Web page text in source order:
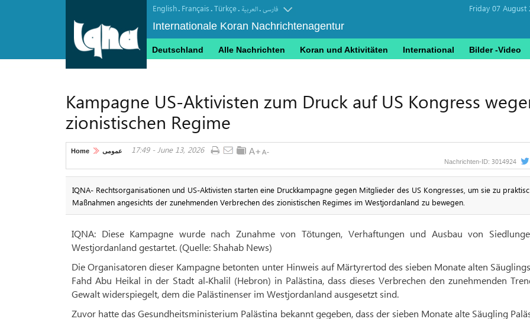
English. Français.Türkçe. العربیة.فارسی
Internationale Koran Nachrichtenagentur
Friday 07
Deutschland Alle Nachrichten Koran und Aktivitäten International Bilder -Video
Kampagne US-Aktivisten zum Druck auf US Kongress
zionistischen Regime
Home عمومی 17:49 - June 13, 2026
Nachrichten-ID: 3014924
IQNA- Rechtsorganisationen und US-Aktivisten starten eine Druckkampagne gegen Mitglieder des US Kongresses, um sie zu
Maßnahmen angesichts der zunehmenden Verbrechen des zionistischen Regimes im Westjordanland zu bewegen.
IQNA: Diese Kampagne wurde nach Zunahme von Tötungen, Verhaftungen und Ausbau von
Westjordanland gestartet. (Quelle: Shahab News)
Die Organisatoren dieser Kampagne betonten unter Hinweis auf Märtyrertod des sieben Monate alten
Fahd Abu Heikal in der Stadt al‑Khalil (Hebron) in Palästina, dass dieses Verbrechen den zunehmenden
Gewalt widerspiegelt, dem die Palästinenser im Westjordanland ausgesetzt sind.
Zuvor hatte das Gesundheitsministerium Palästina bekannt gegeben, dass der sieben Monate alte Säugling